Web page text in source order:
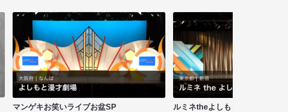
マンゲキお笑いライブお盆SP ルミネtheよしもと お盆特別興行